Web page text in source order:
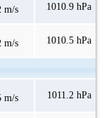
m/s 1010.9 hPa
m/s 1010.5 hPa
m/s 1011.2 hPa